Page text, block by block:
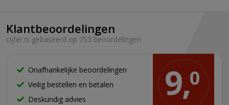
Klantbeoordelingen
cijfer is gebaseerd op 753 beoordelingen
Onafhankelijke beoordelingen
Veilig bestellen en betalen
Deskundig advies
9,0